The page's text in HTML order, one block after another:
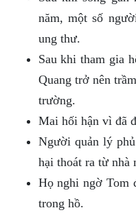
năm, một số
ung thư.
Sau khi tham gia
Quang trở nên
trường.
Mai hối hận vì đã
Người quản lý
hại thoát ra từ nhà
Họ nghi ngờ Tom
trong hồ.